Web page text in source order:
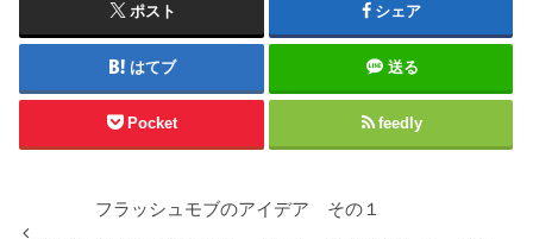
ポスト シェア
はてブ 送る
Pocket feedly
フラッシュモブのアイデア その１